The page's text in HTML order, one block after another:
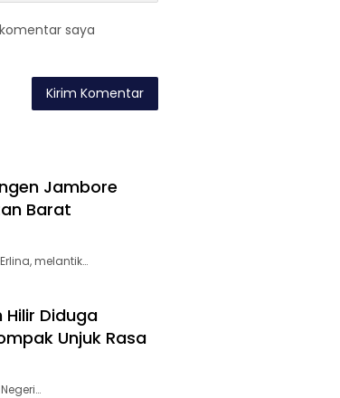
saya
Jambore
Barat
Erlina, melantik…
Hilir Diduga
Unjuk Rasa